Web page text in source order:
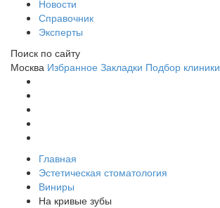
Новости
Справочник
Эксперты
Поиск по сайту
Москва Избранное Закладки Подбор клиники
Главная
Эстетическая стоматология
Виниры
На кривые зубы